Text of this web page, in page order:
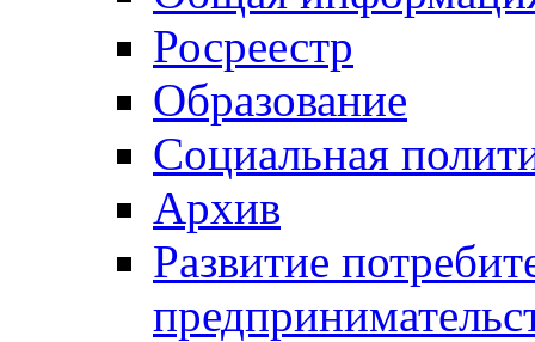
Росреестр
Образование
Социальная
Архив
Развитие